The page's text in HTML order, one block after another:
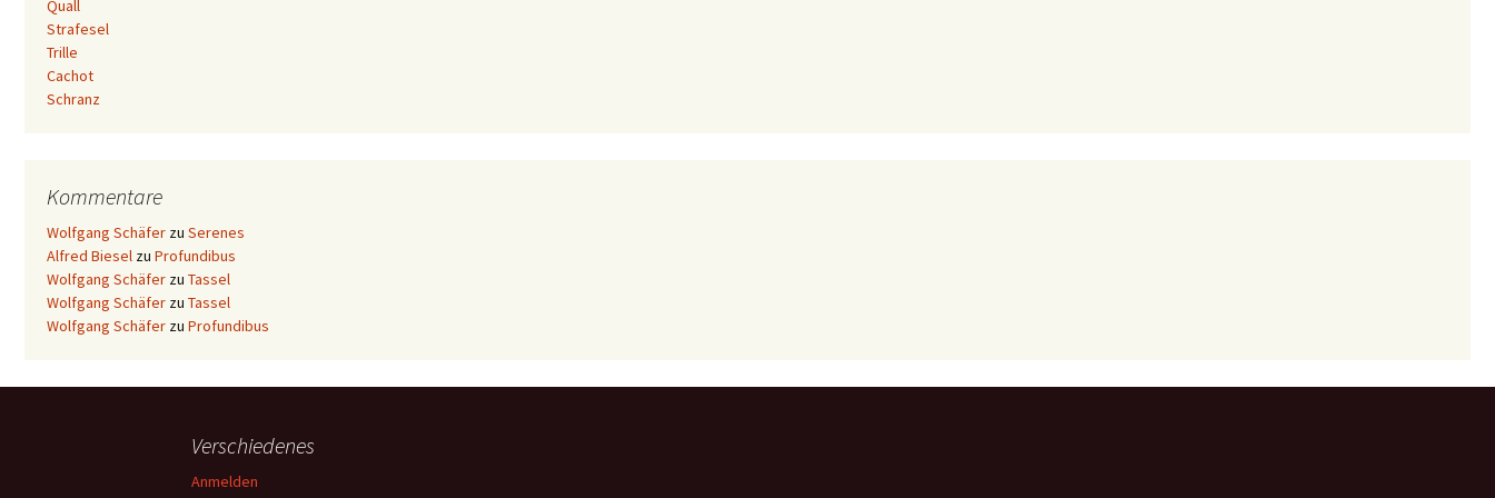
Quall
Strafesel
Trille
Cachot
Schranz
Kommentare
Wolfgang Schäfer zu Serenes
Alfred Biesel zu Profundibus
Wolfgang Schäfer zu Tassel
Wolfgang Schäfer zu Tassel
Wolfgang Schäfer zu Profundibus
Verschiedenes
Anmelden